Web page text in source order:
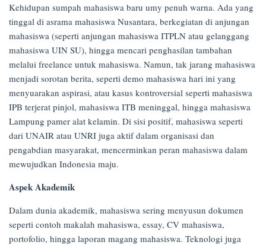
Kehidupan sumpah mahasiswa baru umy penuh warna. Ada yang
tinggal di asrama mahasiswa Nusantara, berkegiatan di anjungan
mahasiswa (seperti anjungan mahasiswa ITPLN atau gelanggang
mahasiswa UIN SU), hingga mencari penghasilan tambahan
melalui freelance untuk mahasiswa. Namun, tak jarang mahasiswa
menjadi sorotan berita, seperti demo mahasiswa hari ini yang
menyuarakan aspirasi, atau kasus kontroversial seperti mahasiswa
IPB terjerat pinjol, mahasiswa ITB meninggal, hingga mahasiswa
Lampung pamer alat kelamin. Di sisi positif, mahasiswa seperti
dari UNAIR atau UNRI juga aktif dalam organisasi dan
pengabdian masyarakat, mencerminkan peran mahasiswa dalam
mewujudkan Indonesia maju.
Aspek Akademik
Dalam dunia akademik, mahasiswa sering menyusun dokumen
seperti contoh makalah mahasiswa, essay, CV mahasiswa,
portofolio, hingga laporan magang mahasiswa. Teknologi juga